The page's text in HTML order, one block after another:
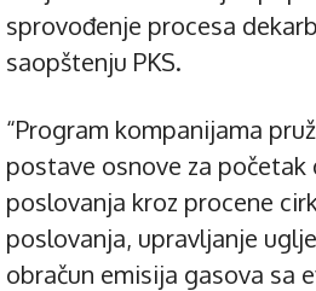
sprovođenje procesa
saopštenju PKS.
“Program kompanijama
postave osnove za početak
poslovanja kroz procene
poslovanja, upravljanje
obračun emisija gasova sa